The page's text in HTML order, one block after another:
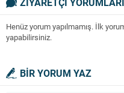
Henüz yorum yapılmamış. İlk
yapabilirsiniz.
BİR YORUM YAZ